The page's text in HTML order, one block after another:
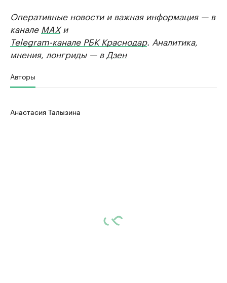
Оперативные новости и важная информация — в
канале MAXи
Telegram-канале РБК Краснодар. Аналитика,
мнения, лонгриды — в Дзен
Авторы
Анастасия Талызина